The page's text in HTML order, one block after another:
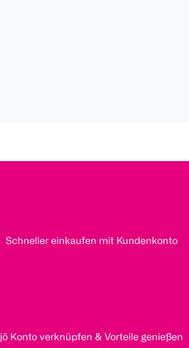
Schneller einkaufen mit Kundenkonto
jö Konto verknüpfen & Vorteile genießen